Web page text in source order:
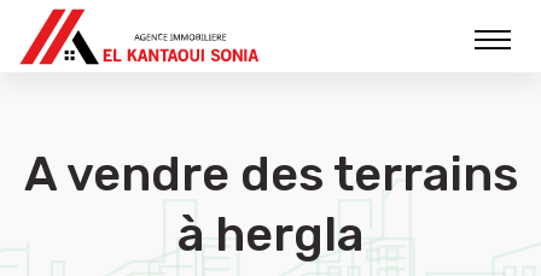
A vendre des terrains
à hergla